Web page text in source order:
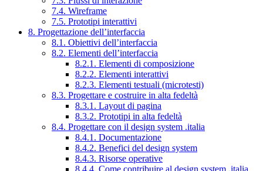
7.4. Wireframe
7.5. Prototipi interattivi
8. Progettazione dell’interfaccia
8.1. Obiettivi dell’interfaccia
8.2. Elementi dell’interfaccia
8.2.1. Elementi di composizione
8.2.2. Elementi interattivi
8.2.3. Elementi testuali (microtesti)
8.3. Progettare e costruire in alta fedeltà
8.3.1. Layout di pagina
8.3.2. Prototipi in alta fedeltà
8.4. Progettare con il design system .italia
8.4.1. Documentazione
8.4.2. Benefici del design system
8.4.3. Risorse operative
8.4.4. Come contribuire al design system .italia